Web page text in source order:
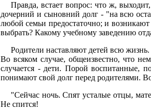
Правда, встает вопрос: что ж,
дочерний и сыновний долг - "на всю
любой семьи предостаточно; и
выбрать? Какому учебному заведению
Родители наставляют детей всю
Во всяком случае, общеизвестно, что
случается - дети. Порой воспитанные,
понимают свой долг перед родителями.
"Сейчас ночь. Спят усталые отцы,
Не спится!